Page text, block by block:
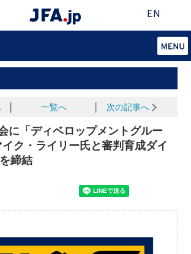
EN
一覧へ 次の記事へ
に「ディベロップメントグルー
ク・ライリー氏と審判育成ダイ
締結